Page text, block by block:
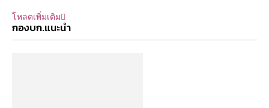
โหลดเพิ่มเติม
กองบก.แนะนำ